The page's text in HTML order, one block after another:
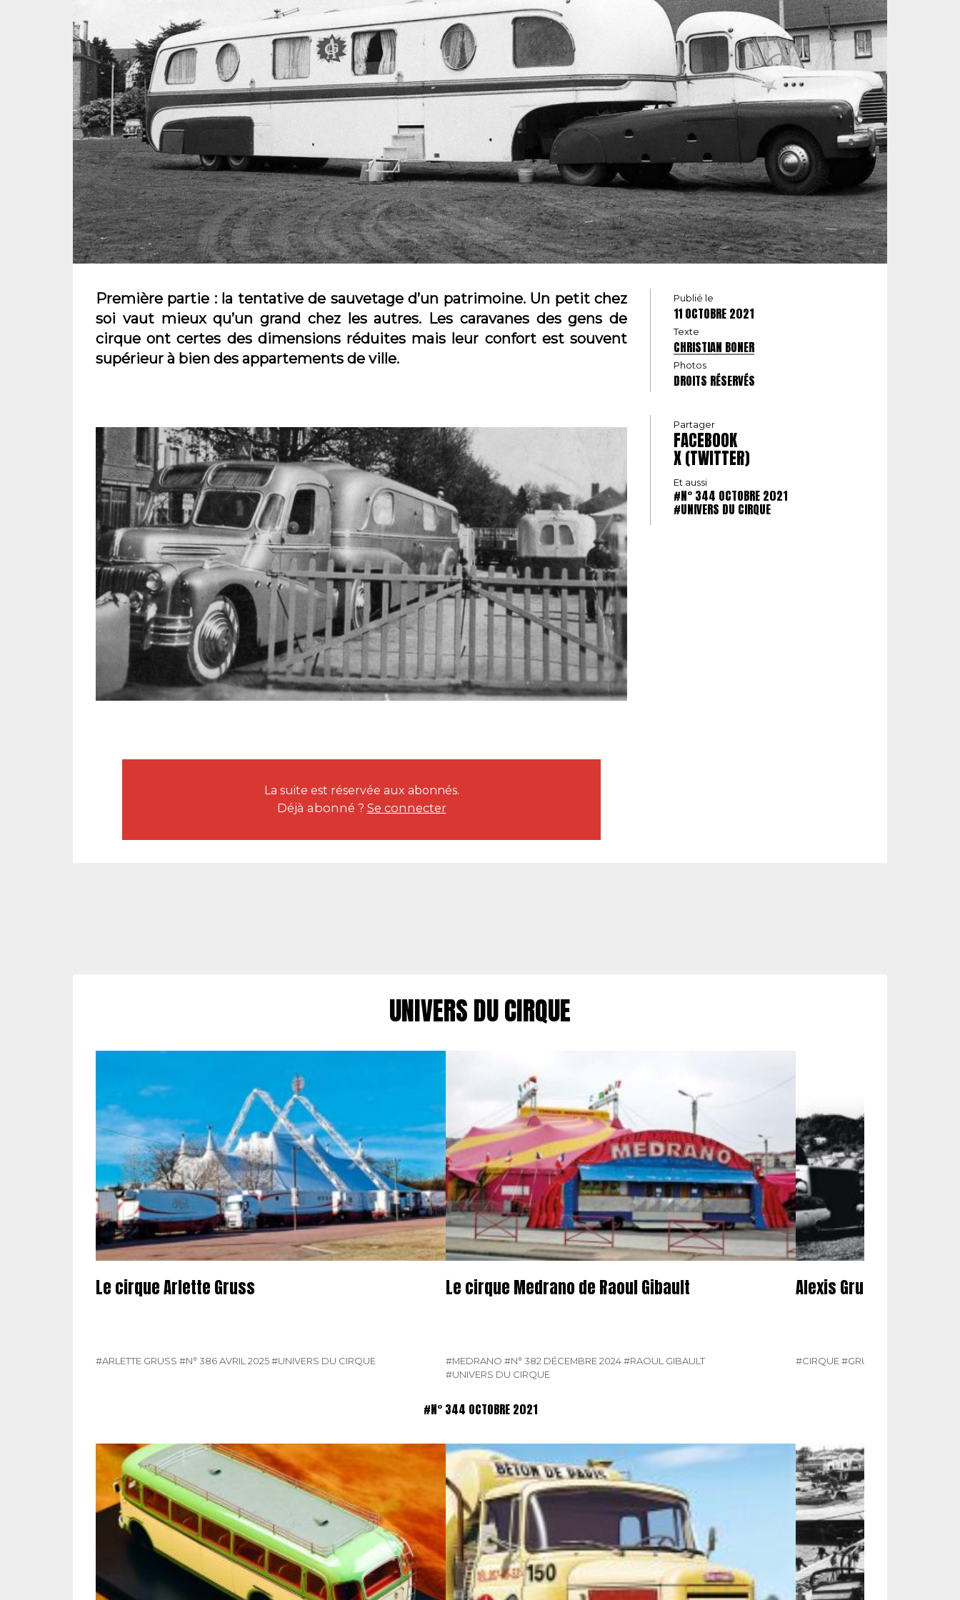
Première partie : la tentative de sauvetage d’un patrimoine. Un petit chez
soi vaut mieux qu’un grand chez les autres. Les caravanes des gens de
cirque ont certes des dimensions réduites mais leur confort est souvent
supérieur à bien des appartements de ville.
La suite est réservée aux abonnés.
Déjà abonné ? Se connecter
Publié le
11 OCTOBRE 2021
Texte
CHRISTIAN BONER
Photos
DROITS RÉSERVÉS
Partager
FACEBOOK
X (TWITTER)
Et aussi
#N° 344 OCTOBRE 2021
#UNIVERS DU CIRQUE
UNIVERS DU CIRQUE
Le cirque Arlette Gruss
#ARLETTE GRUSS #N° 386 AVRIL 2025#UNIVERS DU CIRQUE
Le cirque Medrano de Raoul Gibault
#MEDRANO #N° 382 DÉCEMBRE 2024#RAOUL GIBAULT
#UNIVERS DU CIRQUE
Alexis Gruss
#CIRQUE#GRUSS
#N° 344 OCTOBRE 2021